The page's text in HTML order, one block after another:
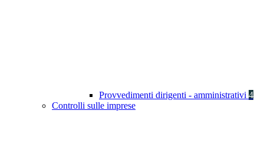
Provvedimenti dirigenti - amministrativi 4
Controlli sulle imprese